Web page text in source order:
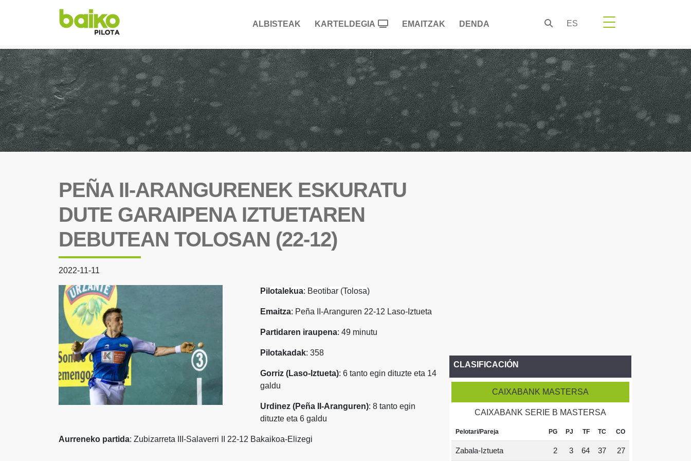
ALBISTEAK KARTELDEGIA EMAITZAK DENDA ES
PEÑA II-ARANGURENEK ESKURATU
DUTE GARAIPENA IZTUETAREN
DEBUTEAN TOLOSAN (22-12)
2022-11-11
Pilotalekua: Beotibar (Tolosa)
Emaitza: Peña II-Aranguren 22-12 Laso-Iztueta
Partidaren iraupena: 49 minutu
Pilotakadak: 358
Gorriz (Laso-Iztueta): 6 tanto egin dituzte eta 14
galdu
Urdinez (Peña II-Aranguren): 8 tanto egin
dituzte eta 6 galdu
Aurreneko partida: Zubizarreta III-Salaverri II 22-12 Bakaikoa-Elizegi
CLASIFICACIÓN
CAIXABANK MASTERSA
CAIXABANK SERIE B MASTERSA
Pelotari/Pareja PG PJ TF TC CO
Zabala-Iztueta 2 3 64 37 27